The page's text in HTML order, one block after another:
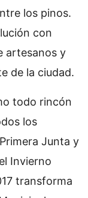
los pinos.
con
artesanos y
de la ciudad.
todo rincón
los
Junta y
Invierno
transforma